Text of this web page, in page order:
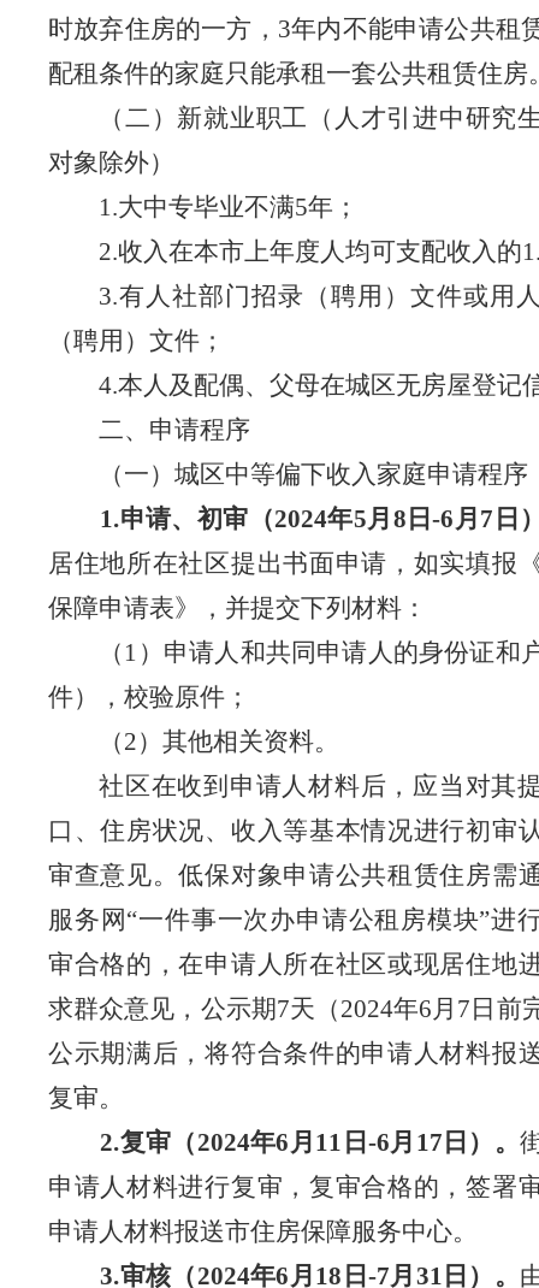
时放弃住房的一方， 3年内不能申请公共租
配租条件的家庭只能承租一套公共租赁住房
（二）新就业职工（人才引进中研究
对象除外）
1.大中专毕业不满5年；
2.收入在本市上年度人均可支配收入的
3.有人社部门招录（聘用）文件或用
（聘用）文件；
4.本人及配偶、父母在城区无房屋登记
二、 申请程序
（一）城区中等偏下收入家庭申请程序
1.申请、初审（2024年5月 8 日-6月 7 日
居住地所在社区提出书面申请，如实填报
保障申请表》，并提交下列材料：
（ 1 ）申请人和共同申请人的身份证和
件），校验原件；
（2）其他相关资料。
社区在收到申请人材料后，应当对其
口、住房状况、收入等基本情况进行初审
审查意见。低保对象申请公共租赁住房需
服务网“一件事一次办申请公租房模块”进
审合格的，在申请人所在社区或现居住地
求群众意见，公示期7天（2024年6月 7 日前
公示期满后，将符合条件的申请人材料报
复审。
2.复审（2024年6月 11 日 -6月 17 日）。
申请人材料进行复审，复审合格的，签署
申请人材料报送市住房保障服务中心。
3.审核（2024年6月 18 日 -7月 31 日）。